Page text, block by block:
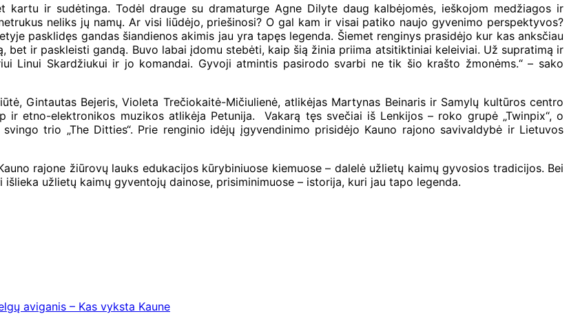
ir sudėtinga. Todėl drauge su dramaturge Agne Dilyte daug kalbėjomės, ieškojom medžiagos ir
neliks jų namų. Ar visi liūdėjo, priešinosi? O gal kam ir visai patiko naujo gyvenimo perspektyvos?
pasklidęs gandas šiandienos akimis jau yra tapęs legenda. Šiemet renginys prasidėjo kur kas anksčiau
bet ir paskleisti gandą. Buvo labai įdomu stebėti, kaip šią žinia priima atsitiktiniai keleiviai. Už supratimą ir
Linui Skardžiukui ir jo komandai. Gyvoji atmintis pasirodo svarbi ne tik šio krašto žmonėms.“ – sako
Gintautas Bejeris, Violeta Trečiokaitė-Mičiulienė, atlikėjas Martynas Beinaris ir Samylų kultūros centro
etno-elektronikos muzikos atlikėja Petunija. Vakarą tęs svečiai iš Lenkijos – roko grupė „Twinpix“, o
trio „The Ditties“. Prie renginio idėjų įgyvendinimo prisidėjo Kauno rajono savivaldybė ir Lietuvos
rajone žiūrovų lauks edukacijos kūrybiniuose kiemuose – dalelė užlietų kaimų gyvosios tradicijos. Bei
užlietų kaimų gyventojų dainose, prisiminimuose – istorija, kuri jau tapo legenda.
aviganis – Kas vyksta Kaune